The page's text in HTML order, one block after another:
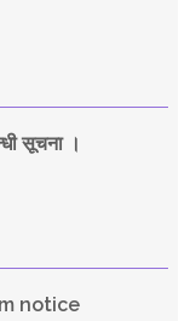
सूचना ।
notice